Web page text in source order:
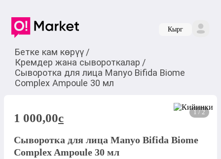
Кырг
Бетке кам көрүү /
Кремдер жана сывороткалар /
Сыворотка для лица Manyo Bifida Biome
Complex Ampoule 30 мл
1 / 2
1 000,00c
Сыворотка для лица Manyo Bifida Biome
Complex Ampoule 30 мл